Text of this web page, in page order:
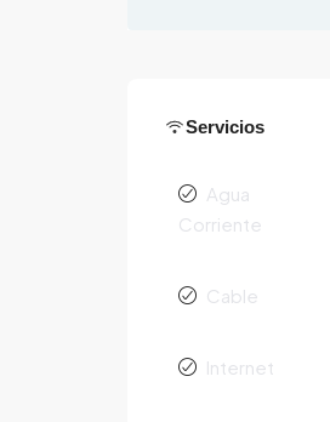
Servicios
Agua
Corriente
Cable
Internet